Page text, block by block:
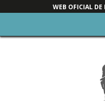
WEB OFICIAL DE